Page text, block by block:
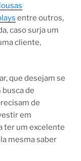
lousas
entre outros,
caso surja um
cliente,
que desejam se
de
de
em
ter um excelente
mesma saber